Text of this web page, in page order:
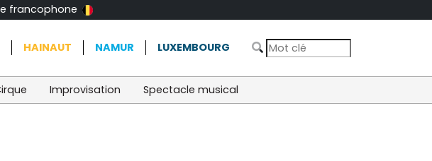
francophone
HAINAUT NAMUR LUXEMBOURG
Improvisation Spectacle musical